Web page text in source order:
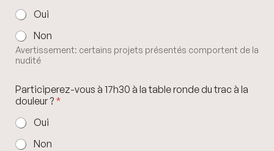
Oui
Non
Avertissement: certains projets présentés comportent de la
nudité
Participerez-vous à 17h30 à la table ronde du trac à la
douleur ? *
Oui
Non